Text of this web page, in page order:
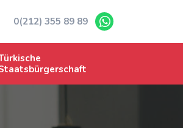
0(212) 355 89 89